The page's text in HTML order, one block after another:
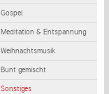
Gospel
Meditation & Entspannung
Weihnachtsmusik
Bunt gemischt
Sonstiges